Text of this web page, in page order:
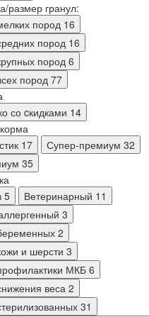
размер гранул:
пород 16
пород 16
пород 6
пород 77
со cкидками 14
17 Супер-премиум 32
35
5 Ветеринарный 11
3
2
и шерсти 3
МКБ 6
веса 2
31